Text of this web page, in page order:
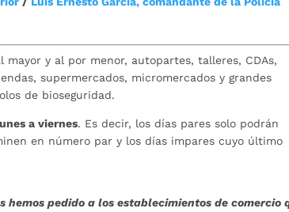
para
y al por menor, autopartes, talleres, CDAs,
supermercados, micromercados y grandes
de bioseguridad.
a viernes. Es decir, los días pares solo podrán
en número par y los días impares cuyo último
hemos pedido a los establecimientos de comercio